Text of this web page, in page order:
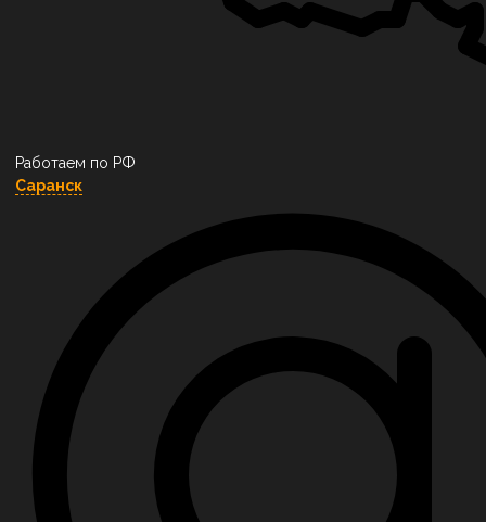
Работаем по РФ
Саранск